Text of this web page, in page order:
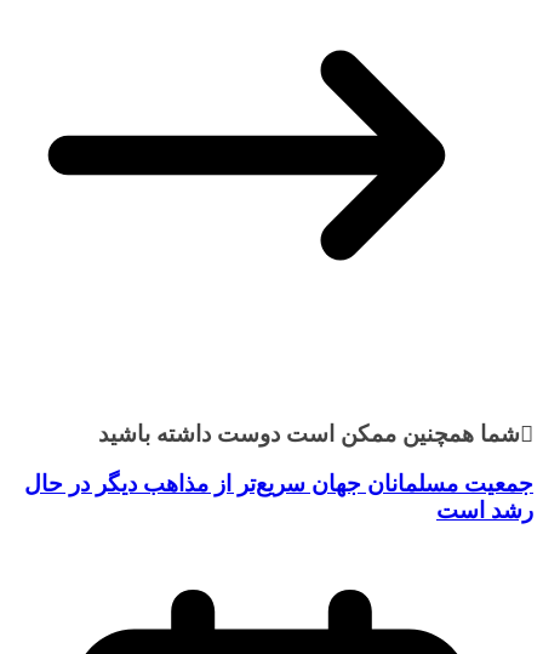
شما همچنین ممکن است دوست داشته باشید
جمعیت مسلمانان جهان سریع‌تر از مذاهب‌ دیگر در حال
رشد است